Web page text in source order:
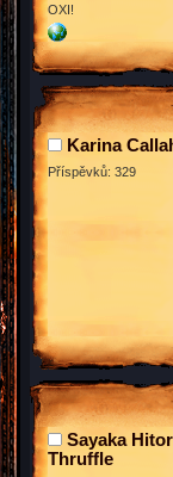
OXI!
Karina
Příspěvků: 329
Sayaka
Thruffle